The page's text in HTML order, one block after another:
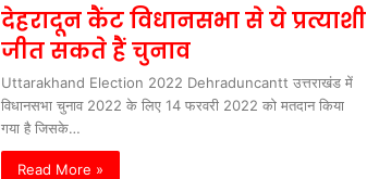
देहरादून कैंट विधानसभा से ये प्रत्याशी
जीत सकते हैं चुनाव
Uttarakhand Election 2022 Dehraduncantt उत्तराखंड में
विधानसभा चुनाव 2022 के लिए 14 फरवरी 2022 को मतदान किया
गया है जिसके…
Read More »